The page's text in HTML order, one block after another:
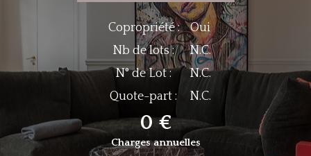
Copropriété : Oui
Nb de lots :
N.C.
N° de Lot :
N.C.
Quote-part :
N.C.
0 €
Charges annuelles